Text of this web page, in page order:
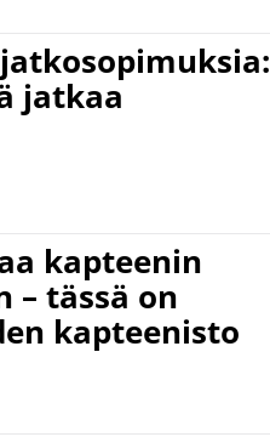
jatkaa
kapteenin
tässä on
kapteenisto